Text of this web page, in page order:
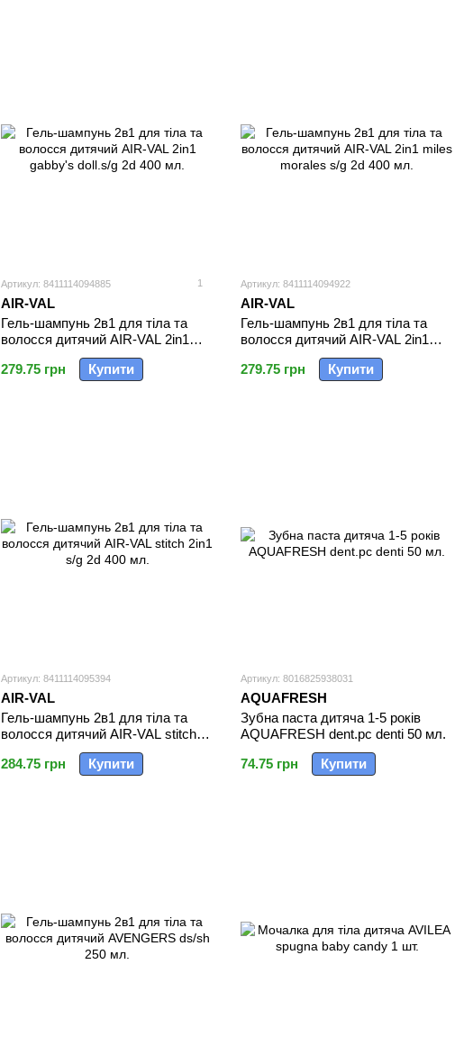
Артикул: 8411114094885 1
AIR-VAL
Гель-шампунь 2в1 для тіла та
волосся дитячий AIR-VAL 2in1
gabby's doll.s/g 2d 400 мл.
279.75 грн
Купити
Артикул: 8411114094922
AIR-VAL
Гель-шампунь 2в1 для тіла та
волосся дитячий AIR-VAL 2in1
miles morales s/g 2d 400 мл.
279.75 грн
Купити
Артикул: 8411114095394
AIR-VAL
Гель-шампунь 2в1 для тіла та
волосся дитячий AIR-VAL stitch
2in1 s/g 2d 400 мл.
284.75 грн
Купити
Артикул: 8016825938031
AQUAFRESH
Зубна паста дитяча 1-5 років
AQUAFRESH dent.pc denti 50 мл.
74.75 грн
Купити